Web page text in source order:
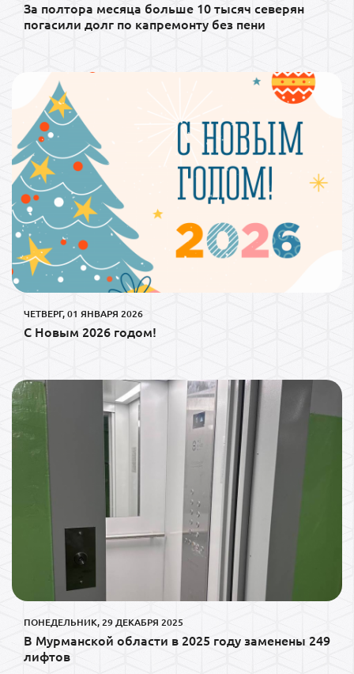
За полтора месяца больше 10 тысяч северян
погасили долг по капремонту без пени
ЧЕТВЕРГ, 01 ЯНВАРЯ 2026
С Новым 2026 годом!
ПОНЕДЕЛЬНИК, 29 ДЕКАБРЯ 2025
В Мурманской области в 2025 году заменены 249
лифтов